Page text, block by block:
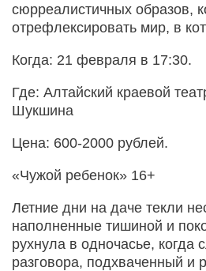
сюрреалистичных образов,
отрефлексировать мир, в
Когда: 21 февраля в 17:30.
Где: Алтайский краевой
Шукшина
Цена: 600-2000 рублей.
«Чужой ребенок» 16+
Летние дни на даче текли
наполненные тишиной и
рухнула в одночасье, когда
разговора, подхваченный и